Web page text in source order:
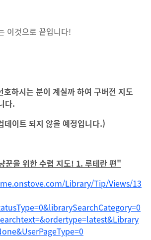
이것으로 끝입니다!
하시는 분이 계실까 하여 구버전 지도
다.
데이트 되지 않을 예정입니다.)
꾼을 위한 수렵 지도! 1. 루테란 편"
Library/Tip/Views/13